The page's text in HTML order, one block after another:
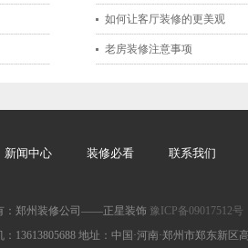
如何让客厅装修的更美观
老房装修注意事项
新闻中心 装修必看 联系我们
：郑州装修公司——正星装饰 豫ICP备09017512号
：13613805688 地址：中国·河南·郑州市郑东新